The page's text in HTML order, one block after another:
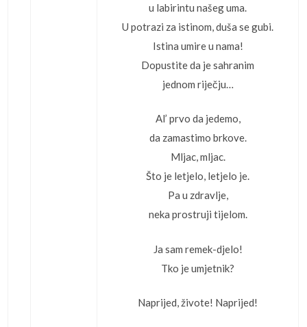
u labirintu našeg uma.
U potrazi za istinom, duša se gubi.
Istina umire u nama!
Dopustite da je sahranim
jednom riječju…
Al’ prvo da jedemo,
da zamastimo brkove.
Mljac, mljac.
Što je letjelo, letjelo je.
Pa u zdravlje,
neka prostruji tijelom.
Ja sam remek-djelo!
Tko je umjetnik?
Naprijed, živote! Naprijed!